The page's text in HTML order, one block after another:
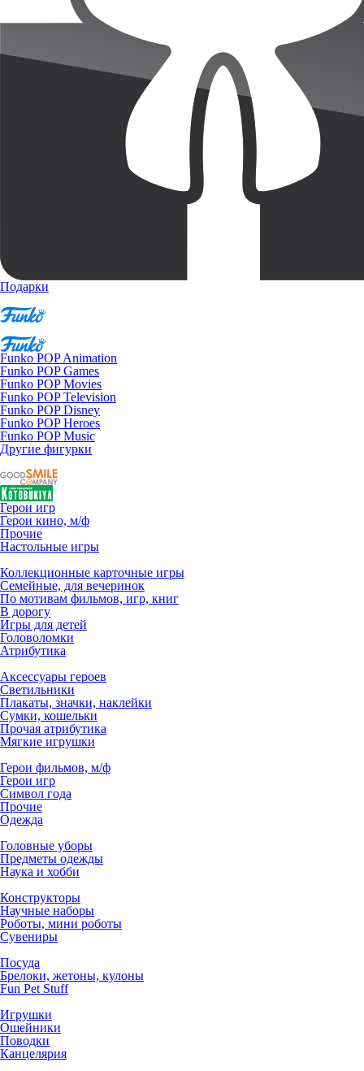
Подарки
Funko POP Animation
Funko POP Games
Funko POP Movies
Funko POP Television
Funko POP Disney
Funko POP Heroes
Funko POP Music
Другие фигурки
Герои игр
Герои кино, м/ф
Прочие
Настольные игры
Коллекционные карточные игры
Семейные, для вечеринок
По мотивам фильмов, игр, книг
В дорогу
Игры для детей
Головоломки
Атрибутика
Аксессуары героев
Светильники
Плакаты, значки, наклейки
Сумки, кошельки
Прочая атрибутика
Мягкие игрушки
Герои фильмов, м/ф
Герои игр
Символ года
Прочие
Одежда
Головные уборы
Предметы одежды
Наука и хобби
Конструкторы
Научные наборы
Роботы, мини роботы
Сувениры
Посуда
Брелоки, жетоны, кулоны
Fun Pet Stuff
Игрушки
Ошейники
Поводки
Канцелярия